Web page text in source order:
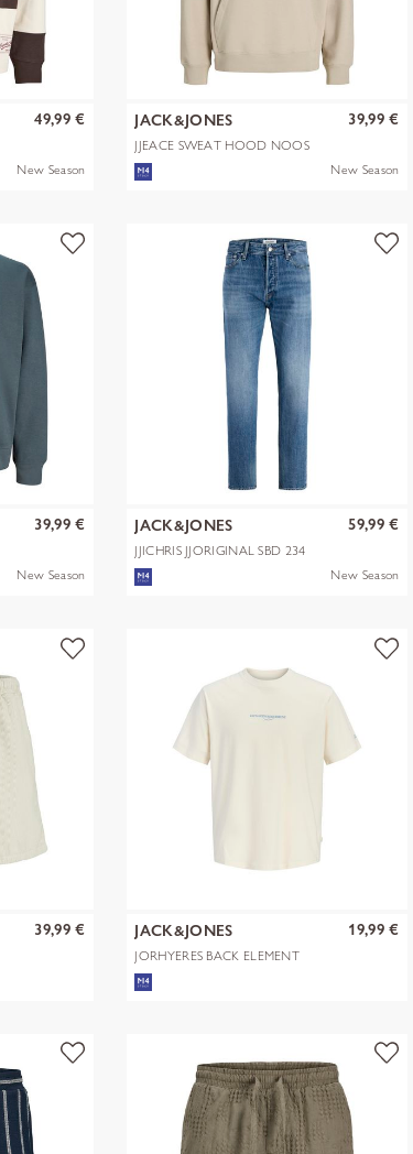
49,99 €
New Season
JACK&JONES
JJEACE SWEAT HOOD NOOS
39,99 €
New Season
39,99 €
New Season
JACK&JONES
JJICHRIS JJORIGINAL SBD 234
NOOS
59,99 €
New Season
39,99 € JACK&JONES
JORHYERES BACK ELEMENT
TEE SS CREW
19,99 €